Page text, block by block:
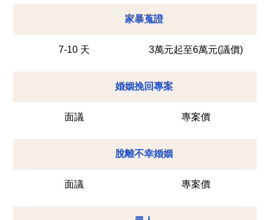
家暴蒐證
7-10 天 3萬元起至6萬元(議價)
婚姻挽回專案
面議 專案價
脫離不幸婚姻
面議 專案價